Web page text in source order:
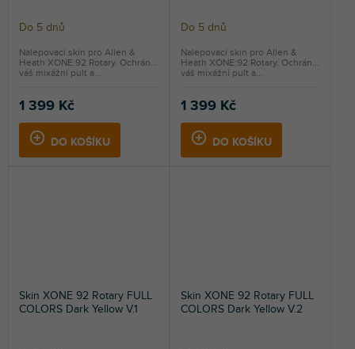
Do 5 dnů
1 399 Kč
DO KOŠÍKU
Nalepovací skin pro Allen &
Heath XONE:92 Rotary. Ochrání
váš mixážní pult a...
Do 5 dnů
1 399 Kč
DO KOŠÍKU
Nalepovací skin pro Allen &
Heath XONE:92 Rotary. Ochrání
váš mixážní pult a...
Skin XONE 92 Rotary FULL
COLORS Dark Yellow V.1
Skin XONE 92 Rotary FULL
COLORS Dark Yellow V.2